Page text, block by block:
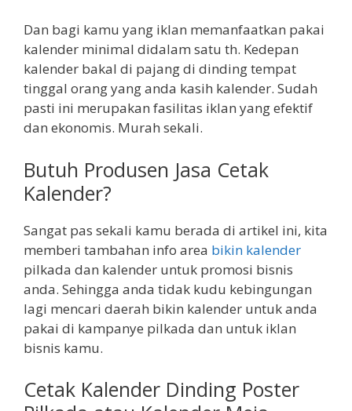
Dan bagi kamu yang iklan memanfaatkan pakai
kalender minimal didalam satu th. Kedepan
kalender bakal di pajang di dinding tempat
tinggal orang yang anda kasih kalender. Sudah
pasti ini merupakan fasilitas iklan yang efektif
dan ekonomis. Murah sekali.
Butuh Produsen Jasa Cetak
Kalender?
Sangat pas sekali kamu berada di artikel ini, kita
memberi tambahan info area bikin kalender
pilkada dan kalender untuk promosi bisnis
anda. Sehingga anda tidak kudu kebingungan
lagi mencari daerah bikin kalender untuk anda
pakai di kampanye pilkada dan untuk iklan
bisnis kamu.
Cetak Kalender Dinding Poster